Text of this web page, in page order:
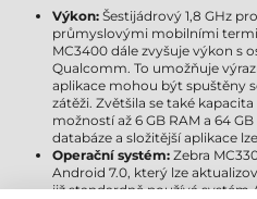
Výkon: Šestijádrový 1,8 GHz
průmyslovými mobilními
MC3400 dále zvyšuje výkon s
Qualcomm. To umožňuje
aplikace mohou být spuštěny
zátěži. Zvětšila se také
možností až 6 GB RAM a 64
databáze a složitější aplikace
Operační systém: Zebra
Android 7.0, který lze
již standardně používá systém